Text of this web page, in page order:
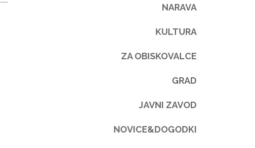
NARAVA
KULTURA
ZA OBISKOVALCE
GRAD
JAVNI ZAVOD
NOVICE&DOGODKI